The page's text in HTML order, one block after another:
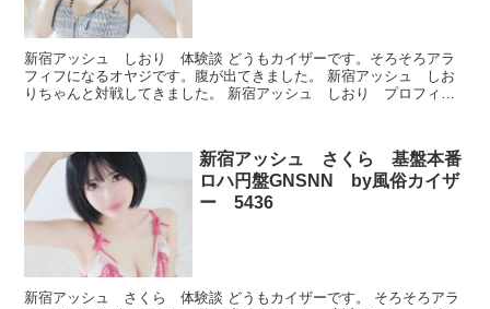
新宿アッシュ しおり 体験談 どうもカイザーです。そろそろアラ
フィフになるオヤジです。腹が出てきました。 新宿アッシュ しお
りちゃんと対戦してきました。 新宿アッシュ しおり プロフィー
新宿アッシュ さくら 基盤本番
ロハ円盤GNSNN by風俗カイザ
ー 5436
新宿アッシュ さくら 体験談 どうもカイザーです。 そろそろアラ